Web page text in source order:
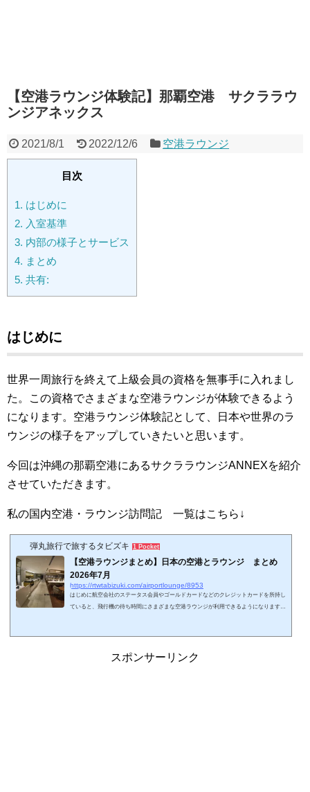
【空港ラウンジ体験記】那覇空港 サクララウ
ンジアネックス
2021/8/1 2022/12/6 空港ラウンジ
目次
1. はじめに
2. 入室基準
3. 内部の様子とサービス
4. まとめ
5. 共有:
はじめに
世界一周旅行を終えて上級会員の資格を無事手に入れまし
た。この資格でさまざまな空港ラウンジが体験できるよう
になります。空港ラウンジ体験記として、日本や世界のラ
ウンジの様子をアップしていきたいと思います。
今回は沖縄の那覇空港にあるサクララウンジANNEXを紹介
させていただきます。
私の国内空港・ラウンジ訪問記 一覧はこちら↓
弾丸旅行で旅するタビズキ 1 Pocket
【空港ラウンジまとめ】日本の空港とラウンジ まとめ
2026年7月
https://rtwtabizuki.com/airportlounge/8953
はじめに航空会社のステータス会員やゴールドカードなどのクレジットカードを所持し
ていると、飛行機の待ち時間にさまざまな空港ラウンジが利用できるようになります。
となります。略語 LM（light meal）:軽食 SH（shower）：シャワー設備海外ラウン
スポンサーリンク